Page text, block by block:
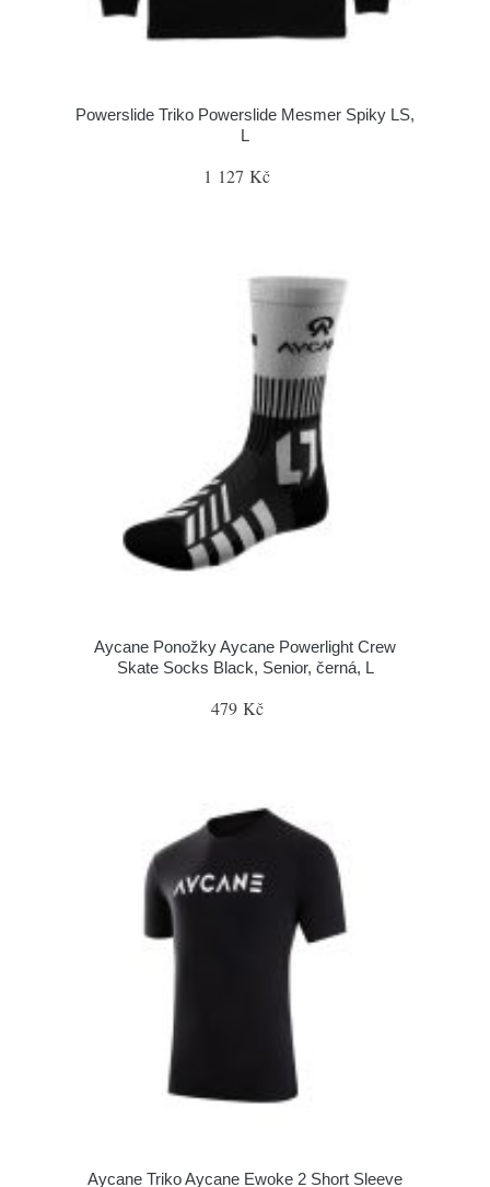
Powerslide Triko Powerslide Mesmer Spiky LS,
L
1 127 Kč
Aycane Ponožky Aycane Powerlight Crew
Skate Socks Black, Senior, černá, L
479 Kč
Aycane Triko Aycane Ewoke 2 Short Sleeve